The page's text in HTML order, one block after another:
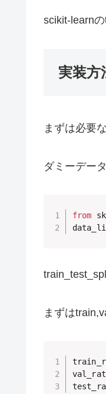
scikit-learn
実装方
まずは必要
ダミーデー
from
まずは